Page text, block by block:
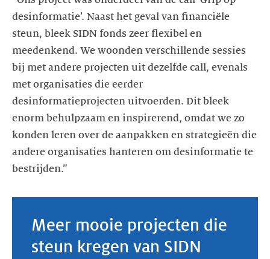
desinformatie’. Naast het geval van financiële
steun, bleek SIDN fonds zeer flexibel en
meedenkend. We woonden verschillende sessies
bij met andere projecten uit dezelfde call, evenals
met organisaties die eerder
desinformatieprojecten uitvoerden. Dit bleek
enorm behulpzaam en inspirerend, omdat we zo
konden leren over de aanpakken en strategieën die
andere organisaties hanteren om desinformatie te
bestrijden.”
Meer mooie projecten die
steun kregen van SIDN